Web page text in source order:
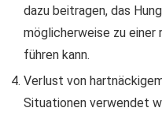
dazu beitragen, das
möglicherweise zu einer
führen kann.
Verlust von
Situationen verwendet